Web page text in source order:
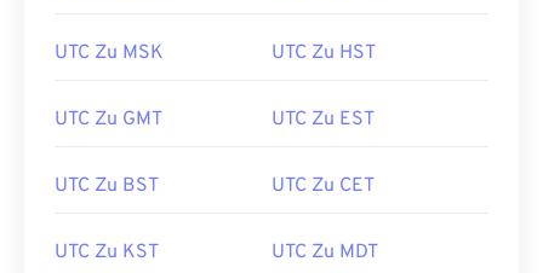
UTC Zu MSK UTC Zu HST
UTC Zu GMT UTC Zu EST
UTC Zu BST UTC Zu CET
UTC Zu KST UTC Zu MDT